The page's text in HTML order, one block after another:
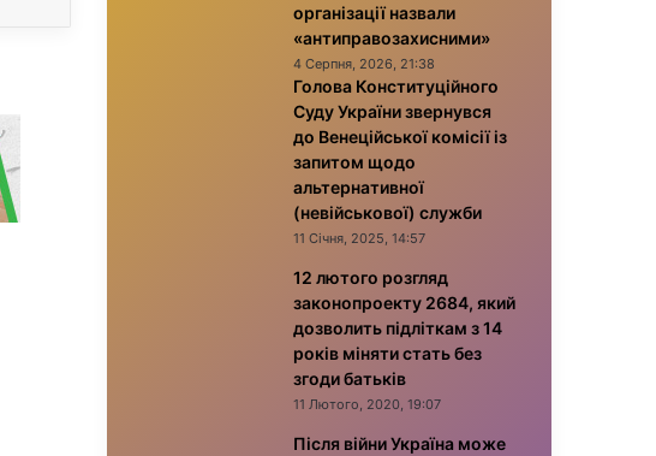
організації назвали
«антиправозахисними»
4 Серпня, 2026, 21:38
Голова Конституційного
Суду України звернувся
до Венеційської комісії із
запитом щодо
альтернативної
(невійськової) служби
11 Січня, 2025, 14:57
12 лютого розгляд
законопроекту 2684, який
дозволить підліткам з 14
років міняти стать без
згоди батьків
11 Лютого, 2020, 19:07
Після війни Україна може